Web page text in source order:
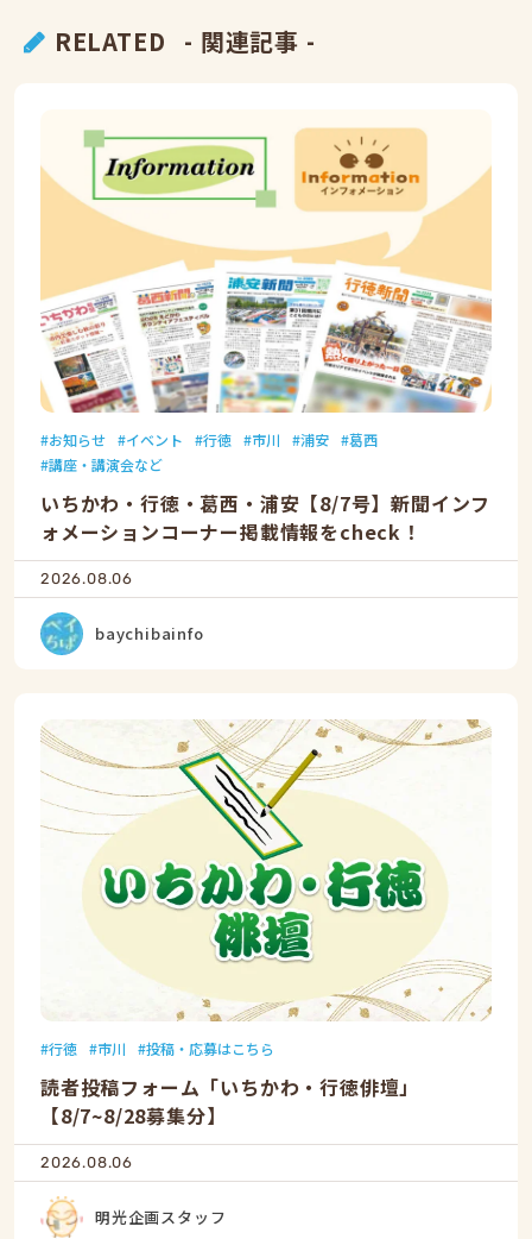
RELATED - 関連記事 -
お知らせ イベント 行徳 市川 浦安
葛西
講座・講演会など
いちかわ・行徳・葛西・浦安【8/7号】新聞インフ
ォメーションコーナー掲載情報をcheck！
2026.08.06
baychibainfo
行徳 市川 投稿・応募はこちら
読者投稿フォーム「いちかわ・行徳俳壇」
【8/7~8/28募集分】
2026.08.06
明光企画スタッフ